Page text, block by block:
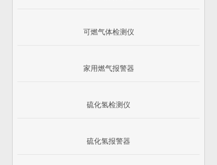
可燃气体检测仪
家用燃气报警器
硫化氢检测仪
硫化氢报警器